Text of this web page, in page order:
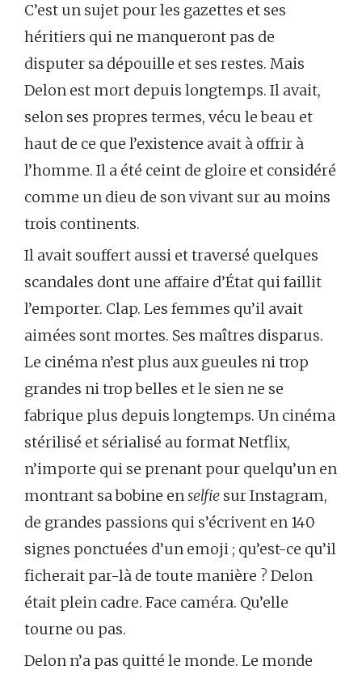
C’est un sujet pour les gazettes et ses
héritiers qui ne manqueront pas de
disputer sa dépouille et ses restes. Mais
Delon est mort depuis longtemps. Il avait,
selon ses propres termes, vécu le beau et
haut de ce que l’existence avait à offrir à
l’homme. Il a été ceint de gloire et considéré
comme un dieu de son vivant sur au moins
trois continents.
Il avait souffert aussi et traversé quelques
scandales dont une affaire d’État qui faillit
l’emporter. Clap. Les femmes qu’il avait
aimées sont mortes. Ses maîtres disparus.
Le cinéma n’est plus aux gueules ni trop
grandes ni trop belles et le sien ne se
fabrique plus depuis longtemps. Un cinéma
stérilisé et sérialisé au format Netflix,
n’importe qui se prenant pour quelqu’un en
montrant sa bobine enselfie sur Instagram,
de grandes passions qui s’écrivent en 140
signes ponctuées d’un emoji ; qu’est-ce qu’il
ficherait par-là de toute manière ? Delon
était plein cadre. Face caméra. Qu’elle
tourne ou pas.
Delon n’a pas quitté le monde. Le monde